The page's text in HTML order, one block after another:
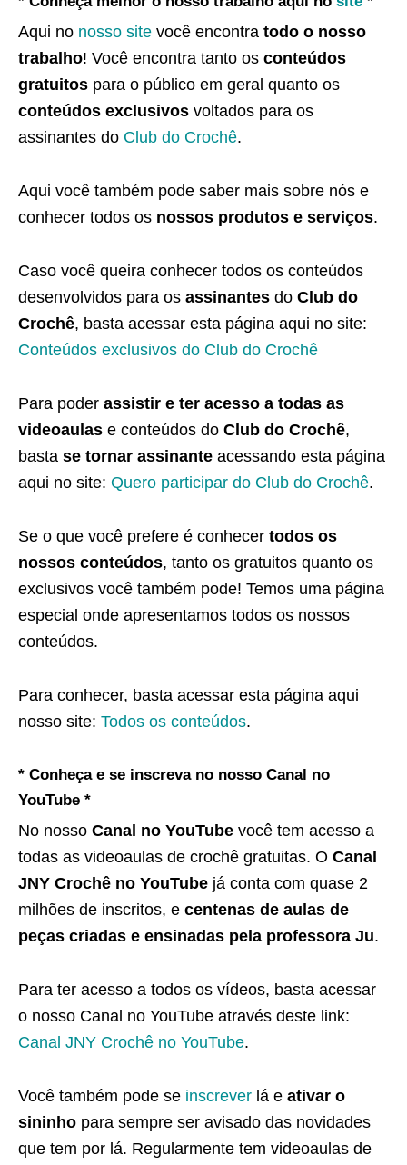
Aqui no nosso site você encontra todo o nosso
trabalho! Você encontra tanto os conteúdos
gratuitos para o público em geral quanto os
conteúdos exclusivos voltados para os
assinantes do Club do Crochê.
Aqui você também pode saber mais sobre nós e
conhecer todos os nossos produtos e serviços.
Caso você queira conhecer todos os conteúdos
desenvolvidos para os assinantes do Club do
Crochê, basta acessar esta página aqui no site:
Conteúdos exclusivos do Club do Crochê
Para poder assistir e ter acesso a todas as
videoaulas e conteúdos do Club do Crochê,
basta se tornar assinante acessando esta página
aqui no site: Quero participar do Club do Crochê.
Se o que você prefere é conhecer todos os
nossos conteúdos, tanto os gratuitos quanto os
exclusivos você também pode! Temos uma página
especial onde apresentamos todos os nossos
conteúdos.
Para conhecer, basta acessar esta página aqui
nosso site: Todos os conteúdos.
* Conheça e se inscreva no nosso Canal no
YouTube *
No nosso Canal no YouTube você tem acesso a
todas as videoaulas de crochê gratuitas. O Canal
JNY Crochê no YouTube já conta com quase 2
milhões de inscritos, e centenas de aulas de
peças criadas e ensinadas pela professora Ju.
Para ter acesso a todos os vídeos, basta acessar
o nosso Canal no YouTube através deste link:
Canal JNY Crochê no YouTube.
Você também pode se inscrever lá e ativar o
sininho para sempre ser avisado das novidades
que tem por lá. Regularmente tem videoaulas de